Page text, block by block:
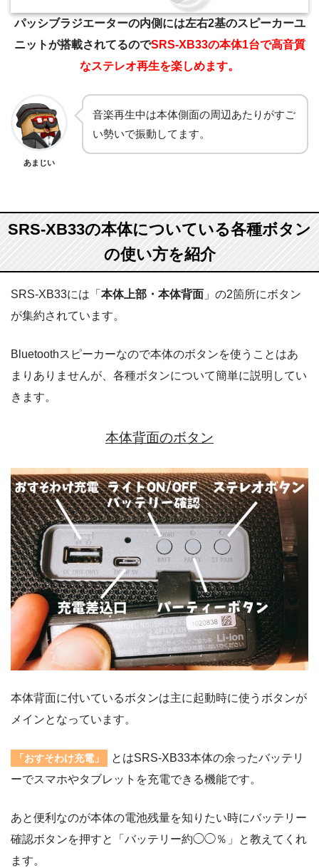
パッシブラジエーターの内側には左右2基のスピーカーユ
ニットが搭載されてるのでSRS-XB33の本体1台で高音質
なステレオ再生を楽しめます。
あまじい
音楽再生中は本体側面の周辺あたりがすご
い勢いで振動してます。
SRS-XB33の本体についている各種ボタン
の使い方を紹介
SRS-XB33には「 本体上部・本体背面 」の2箇所にボタン
が集約されています。
Bluetoothスピーカーなので本体のボタンを使うことはあ
まりありませんが、各種ボタンについて簡単に説明してい
きます。
本体背面のボタン
本体背面に付いているボタンは主に起動時に使うボタンが
メインとなっています。
「おすそわけ充電」
とはSRS-XB33本体の余ったバッテリ
ーでスマホやタブレットを充電できる機能です。
あと便利なのが本体の電池残量を知りたい時にバッテリー
確認ボタンを押すと「バッテリー約◯◯％」と教えてくれ
ます。